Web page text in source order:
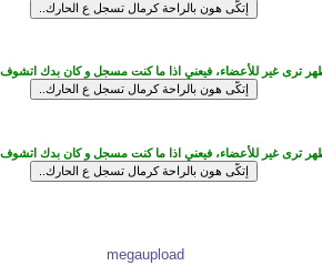
ترى غير للأعضاء، فيعني اذا ما كنت مسجل و كان بدك
ترى غير للأعضاء، فيعني اذا ما كنت مسجل و كان بدك
megaupload